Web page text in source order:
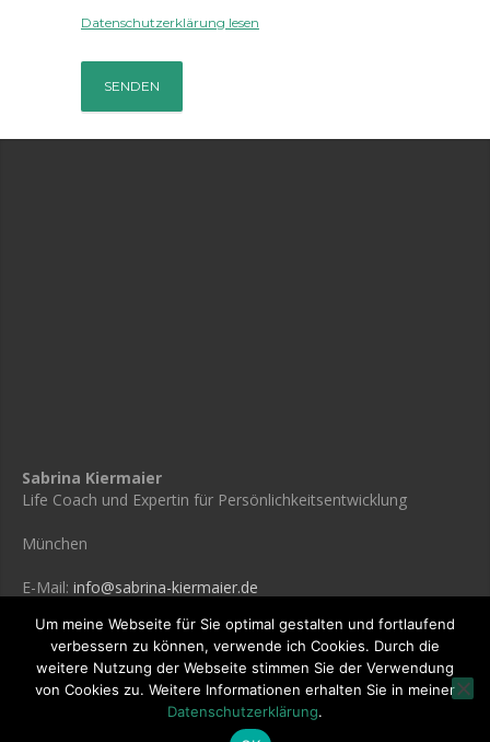
Datenschutzerklärung lesen
Sabrina Kiermaier
Life Coach und Expertin für Persönlichkeitsentwicklung
München
E-Mail: info@sabrina-kiermaier.de
© 2021 Sabrina Kiermaier /Datenschutzerklärung
Um meine Webseite für Sie optimal gestalten und fortlaufend
verbessern zu können, verwende ich Cookies. Durch die
weitere Nutzung der Webseite stimmen Sie der Verwendung
von Cookies zu. Weitere Informationen erhalten Sie in meiner
Datenschutzerklärung.